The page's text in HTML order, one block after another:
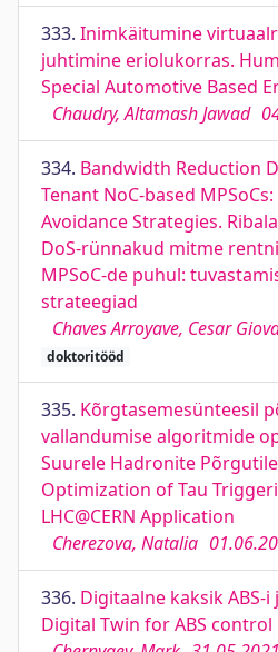
333. Inimkäitumine
juhtimine eriolukorras.
Special Automotive Based
Chaudry, Altamash Jawad
334. Bandwidth Reduction
Tenant NoC-based
Avoidance Strategies.
DoS-rünnakud mitme
MPSoC-de puhul:
strateegiad
Chaves Arroyave, Cesar
doktoritööd
335. Kõrgtasemesünteesil
vallandumise algoritmide
Suurele Hadronite
Optimization of Tau
LHC@CERN Application
Cherezova, Natalia
336. Digitaalne kaksik
Digital Twin for ABS control